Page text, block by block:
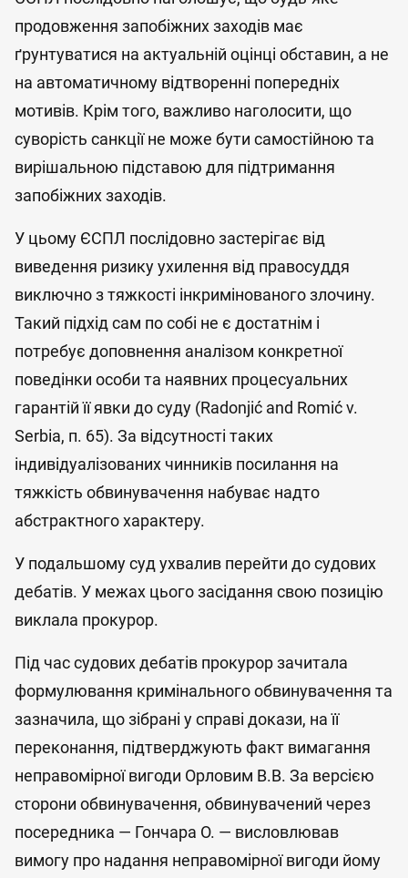
продовження запобіжних заходів має
ґрунтуватися на актуальній оцінці обставин, а не
на автоматичному відтворенні попередніх
мотивів. Крім того, важливо наголосити, що
суворість санкції не може бути самостійною та
вирішальною підставою для підтримання
запобіжних заходів.
У цьому ЄСПЛ послідовно застерігає від
виведення ризику ухилення від правосуддя
виключно з тяжкості інкримінованого злочину.
Такий підхід сам по собі не є достатнім і
потребує доповнення аналізом конкретної
поведінки особи та наявних процесуальних
гарантій її явки до суду (Radonjić and Romić v.
Serbia, п. 65). За відсутності таких
індивідуалізованих чинників посилання на
тяжкість обвинувачення набуває надто
абстрактного характеру.
У подальшому суд ухвалив перейти до судових
дебатів. У межах цього засідання свою позицію
виклала прокурор.
Під час судових дебатів прокурор зачитала
формулювання кримінального обвинувачення та
зазначила, що зібрані у справі докази, на її
переконання, підтверджують факт вимагання
неправомірної вигоди Орловим В.В. За версією
сторони обвинувачення, обвинувачений через
посередника — Гончара О. — висловлював
вимогу про надання неправомірної вигоди йому